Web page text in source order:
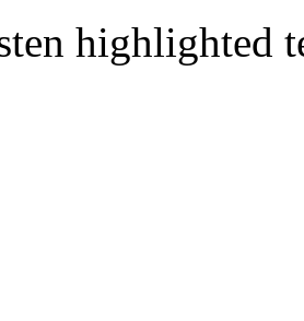
highlighted